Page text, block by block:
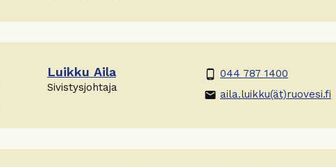
Luikku Aila
Sivistysjohtaja
phone_android 044 787 1400
email aila.luikku(ät)ruovesi.fi